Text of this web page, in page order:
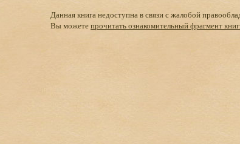
Данная книга недоступна в связи с жалобой
Вы можетепрочитать ознакомительный фрагмент